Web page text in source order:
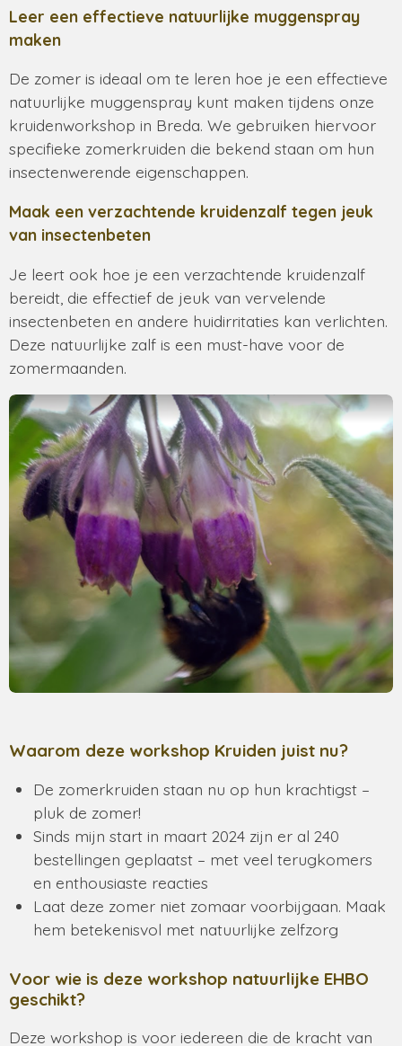
Leer een effectieve natuurlijke muggenspray
maken
De zomer is ideaal om te leren hoe je een effectieve
natuurlijke muggenspray kunt maken tijdens onze
kruidenworkshop in Breda. We gebruiken hiervoor
specifieke zomerkruiden die bekend staan om hun
insectenwerende eigenschappen.
Maak een verzachtende kruidenzalf tegen jeuk
van insectenbeten
Je leert ook hoe je een verzachtende kruidenzalf
bereidt, die effectief de jeuk van vervelende
insectenbeten en andere huidirritaties kan verlichten.
Deze natuurlijke zalf is een must-have voor de
zomermaanden.
Waarom deze workshop Kruiden juist nu?
De zomerkruiden staan nu op hun krachtigst –
pluk de zomer!
Sinds mijn start in maart 2024 zijn er al 240
bestellingen geplaatst – met veel terugkomers
en enthousiaste reacties
Laat deze zomer niet zomaar voorbijgaan. Maak
hem betekenisvol met natuurlijke zelfzorg
Voor wie is deze workshop natuurlijke EHBO
geschikt?
Deze workshop is voor iedereen die de kracht van